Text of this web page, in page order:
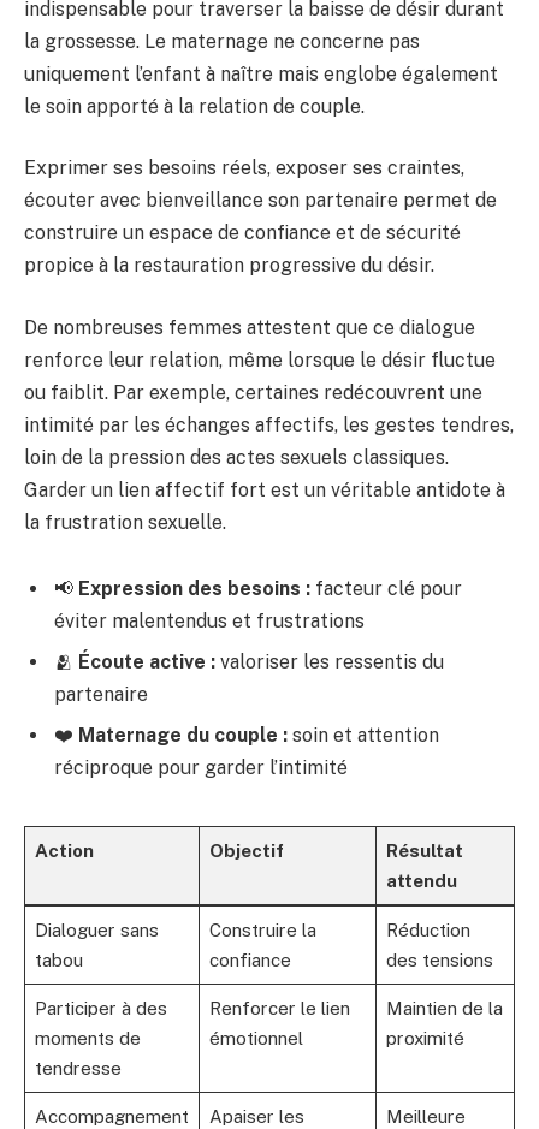
indispensable pour traverser la baisse de désir durant
la grossesse. Le maternage ne concerne pas
uniquement l’enfant à naître mais englobe également
le soin apporté à la relation de couple.
Exprimer ses besoins réels, exposer ses craintes,
écouter avec bienveillance son partenaire permet de
construire un espace de confiance et de sécurité
propice à la restauration progressive du désir.
De nombreuses femmes attestent que ce dialogue
renforce leur relation, même lorsque le désir fluctue
ou faiblit. Par exemple, certaines redécouvrent une
intimité par les échanges affectifs, les gestes tendres,
loin de la pression des actes sexuels classiques.
Garder un lien affectif fort est un véritable antidote à
la frustration sexuelle.
📢 Expression des besoins : facteur clé pour
éviter malentendus et frustrations
🫂 Écoute active : valoriser les ressentis du
partenaire
❤️ Maternage du couple : soin et attention
réciproque pour garder l’intimité
Action Objectif
Résultat
attendu
Dialoguer sans
tabou
Construire la
confiance
Réduction
des tensions
Participer à des
moments de
tendresse
Renforcer le lien
émotionnel
Maintien de la
proximité
Accompagnement
Apaiser les
Meilleure